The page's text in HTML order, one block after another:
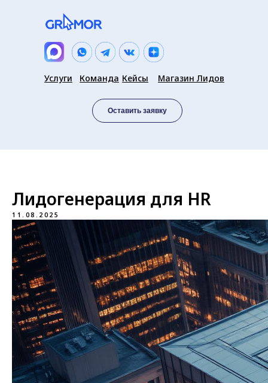
Оставить заявку
Услуги Кейсы Магазин Лидов
Команда
Лидогенерация для HR
11.08.2025